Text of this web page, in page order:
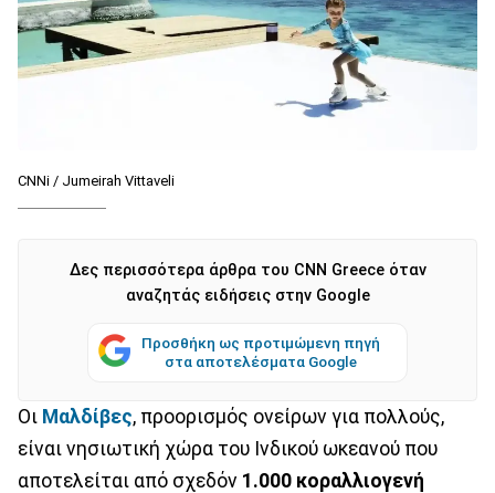
CNNi / Jumeirah Vittaveli
Δες περισσότερα άρθρα του CNN Greece όταν
αναζητάς ειδήσεις στην Google
Προσθήκη ως προτιμώμενη πηγή
στα αποτελέσματα Google
Οι Μαλδίβες, προορισμός ονείρων για πολλούς,
είναι νησιωτική χώρα του Ινδικού ωκεανού που
αποτελείται από σχεδόν 1.000 κοραλλιογενή